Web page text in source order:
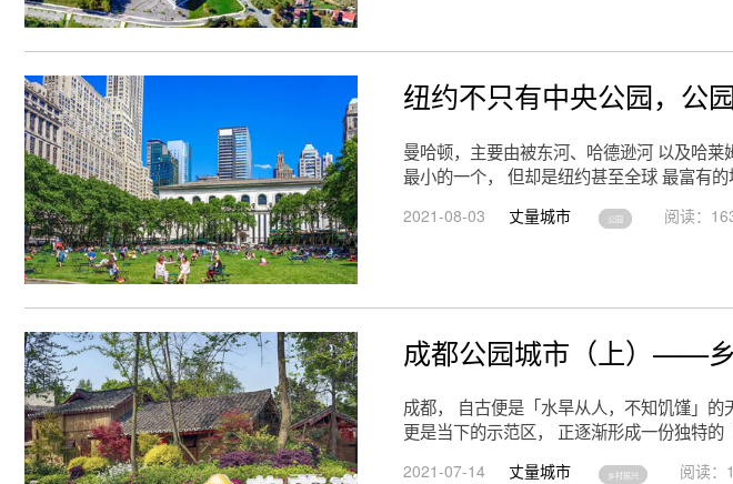
纽约不只有中央公园，公
曼哈顿，主要由被东河、哈德逊河 以及哈
最小的一个， 但却是纽约甚至全球 最富有的
2021-08-03 丈量城市 公园 阅读：
成都公园城市（上）——
成都， 自古便是「水旱从人，不知饥馑」的
更是当下的示范区， 正逐渐形成一份独特的
2021-07-14 丈量城市 乡村振兴 阅读：